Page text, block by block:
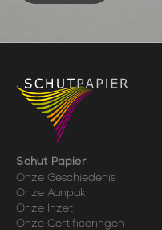
Schut Papier
Onze Geschiedenis
Onze Aanpak
Onze Inzet
Onze Certificeringen